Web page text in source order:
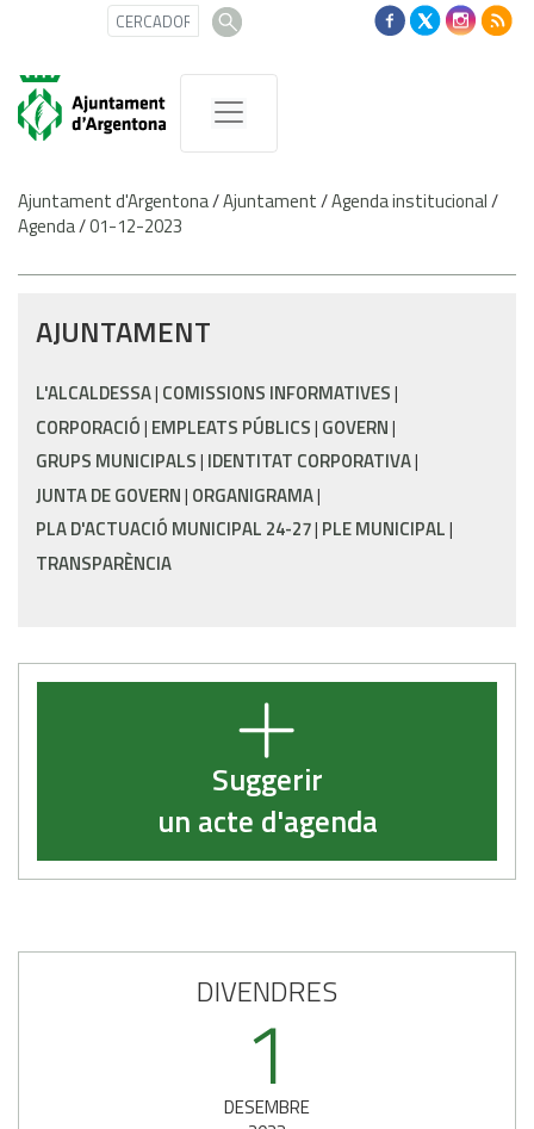
Ajuntament d'Argentona/Ajuntament/Agenda institucional/
Agenda/01-12-2023
AJUNTAMENT
L'ALCALDESSA COMISSIONS INFORMATIVES
CORPORACIÓ EMPLEATS PÚBLICS GOVERN
GRUPS MUNICIPALS IDENTITAT CORPORATIVA
JUNTA DE GOVERN ORGANIGRAMA
PLA D'ACTUACIÓ MUNICIPAL 24-27 PLE MUNICIPAL
TRANSPARÈNCIA
Suggerir
un acte d'agenda
DIVENDRES
1
DESEMBRE